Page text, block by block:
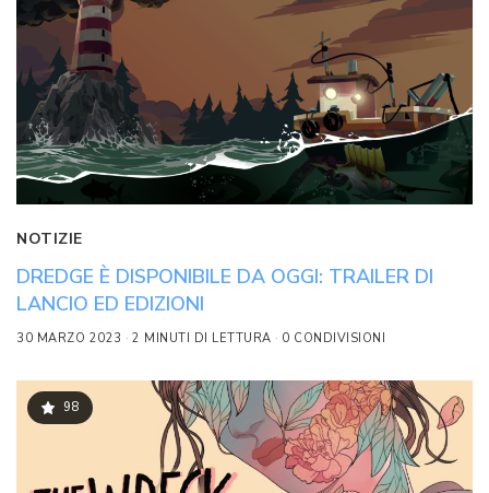
NOTIZIE
DREDGE È DISPONIBILE DA OGGI: TRAILER DI
LANCIO ED EDIZIONI
30 MARZO 2023 2 MINUTI DI LETTURA 0 CONDIVISIONI
98